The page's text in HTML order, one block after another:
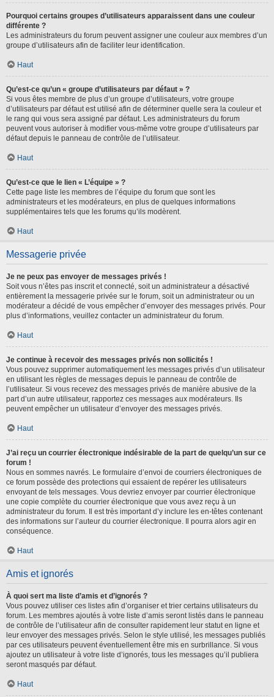
Pourquoi certains groupes d’utilisateurs apparaissent dans une couleur
différente ?
Les administrateurs du forum peuvent assigner une couleur aux membres d’un
groupe d’utilisateurs afin de faciliter leur identification.
Haut
Qu’est-ce qu’un « groupe d’utilisateurs par défaut » ?
Si vous êtes membre de plus d’un groupe d’utilisateurs, votre groupe
d’utilisateurs par défaut est utilisé afin de déterminer quelle sera la couleur et
le rang qui vous sera assigné par défaut. Les administrateurs du forum
peuvent vous autoriser à modifier vous-même votre groupe d’utilisateurs par
défaut depuis le panneau de contrôle de l’utilisateur.
Haut
Qu’est-ce que le lien « L’équipe » ?
Cette page liste les membres de l’équipe du forum que sont les
administrateurs et les modérateurs, en plus de quelques informations
supplémentaires tels que les forums qu’ils modèrent.
Haut
Messagerie privée
Je ne peux pas envoyer de messages privés !
Soit vous n’êtes pas inscrit et connecté, soit un administrateur a désactivé
entièrement la messagerie privée sur le forum, soit un administrateur ou un
modérateur a décidé de vous empêcher d’envoyer des messages privés. Pour
plus d’informations, veuillez contacter un administrateur du forum.
Haut
Je continue à recevoir des messages privés non sollicités !
Vous pouvez supprimer automatiquement les messages privés d’un utilisateur
en utilisant les règles de messages depuis le panneau de contrôle de
l’utilisateur. Si vous recevez des messages privés de manière abusive de la
part d’un autre utilisateur, rapportez ces messages aux modérateurs. Ils
peuvent empêcher un utilisateur d’envoyer des messages privés.
Haut
J’ai reçu un courrier électronique indésirable de la part de quelqu’un sur ce
forum !
Nous en sommes navrés. Le formulaire d’envoi de courriers électroniques de
ce forum possède des protections qui essaient de repérer les utilisateurs
envoyant de tels messages. Vous devriez envoyer par courrier électronique
une copie complète du courrier électronique que vous avez reçu à un
administrateur du forum. Il est très important d’y inclure les en-têtes contenant
des informations sur l’auteur du courrier électronique. Il pourra alors agir en
conséquence.
Haut
Amis et ignorés
À quoi sert ma liste d’amis et d’ignorés ?
Vous pouvez utiliser ces listes afin d’organiser et trier certains utilisateurs du
forum. Les membres ajoutés à votre liste d’amis seront listés dans le panneau
de contrôle de l’utilisateur afin de consulter rapidement leur statut en ligne et
leur envoyer des messages privés. Selon le style utilisé, les messages publiés
par ces utilisateurs peuvent éventuellement être mis en surbrillance. Si vous
ajoutez un utilisateur à votre liste d’ignorés, tous les messages qu’il publiera
seront masqués par défaut.
Haut